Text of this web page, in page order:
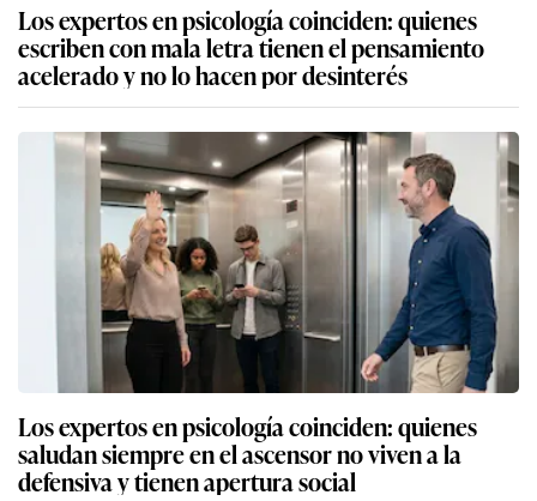
Los expertos en psicología coinciden: quienes
escriben con mala letra tienen el pensamiento
acelerado y no lo hacen por desinterés
Los expertos en psicología coinciden: quienes
saludan siempre en el ascensor no viven a la
defensiva y tienen apertura social